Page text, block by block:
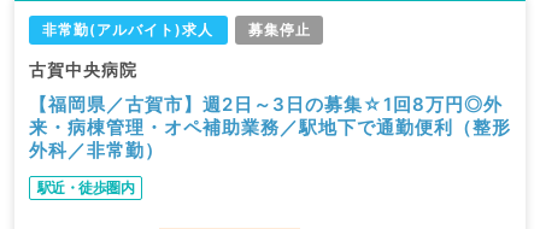
非常勤(アルバイト)求人 募集停止
古賀中央病院
【福岡県／古賀市】週2日～3日の募集☆1回8万円◎外
来・病棟管理・オペ補助業務／駅地下で通勤便利（整形
外科／非常勤）
駅近・徒歩圏内